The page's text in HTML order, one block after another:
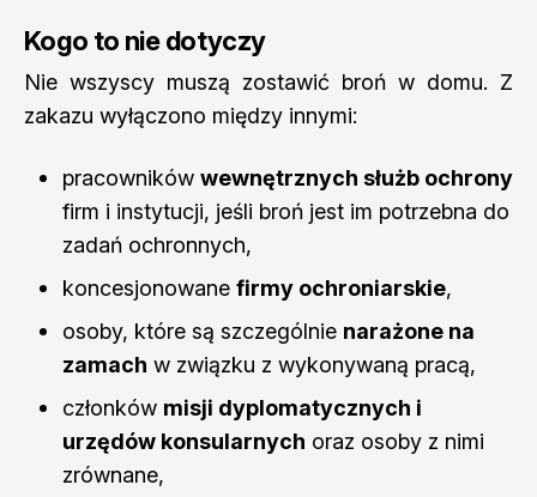
Kogo to nie dotyczy
Nie wszyscy muszą zostawić broń w domu. Z
zakazu wyłączono między innymi:
pracowników wewnętrznych służb ochrony
firm i instytucji, jeśli broń jest im potrzebna do
zadań ochronnych,
koncesjonowane firmy ochroniarskie,
osoby, które są szczególnie narażone na
zamach w związku z wykonywaną pracą,
członków misji dyplomatycznych i
urzędów konsularnych oraz osoby z nimi
zrównane,